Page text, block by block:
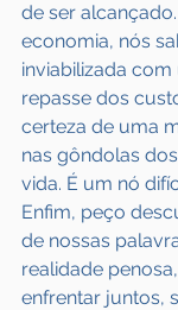
de ser
economia, nós
inviabilizada
repasse dos
certeza de uma
nas gôndolas
vida. É um nó
Enfim, peço
de nossas
realidade
enfrentar juntos,